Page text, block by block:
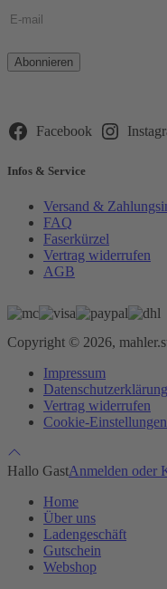
Bitte
lasse
leer.
Facebook
Infos & Service
Versand &
FAQ
Faserkürzel
Vertrag widerrufen
AGB
Copyright © 2026,
Impressum
Datenschutzerklärung
Vertrag widerrufen
Cookie-Einstellungen
Hallo GastAnmelden oder
Home
Über uns
Ladengeschäft
Gutschein
Webshop